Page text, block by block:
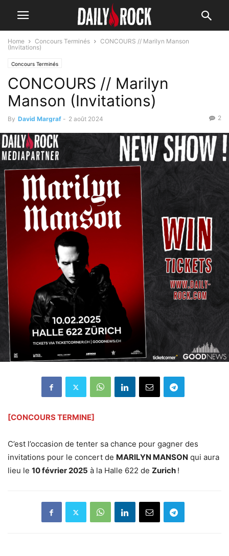
Home Concours Terminés
CONCOURS // Marilyn Manson
(Invitations)
Concours Terminés
CONCOURS // Marilyn
Manson (Invitations)
By David Margraf - 2 août 2024 2
[CONCOURS TERMINE]
C’est l’occasion de tenter sa chance pour gagner des
invitations pour le concert de MARILYN MANSON qui aura
lieu le 10 février 2025 à la Halle 622 de Zurich !